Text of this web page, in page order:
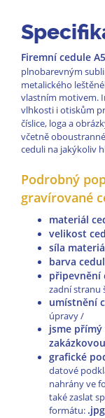
Firemní cedule
plnobarevným
metalického
vlastním motivem.
vlhkosti i otiskům
číslice, loga a
včetně
ceduli na jakýkoliv
Podrobný
gravírované
materiál
velikost
síla
barva
připevnění
zadní stranu
umístnění
úpravy /
jsme přímý
grafické
datové
nahrány ve
také zaslat
formátu: